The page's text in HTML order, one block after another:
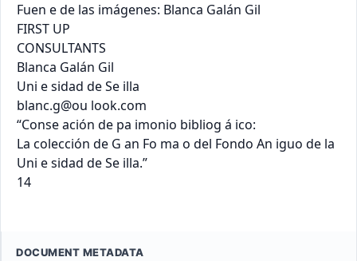
Fuen e de las imágenes: Blanca Galán Gil
FIRST UP
CONSULTANTS
Blanca Galán Gil
Uni e sidad de Se illa
blanc.g@ou look.com
“Conse ación de pa imonio bibliog á ico:
La colección de G an Fo ma o del Fondo An iguo de la
Uni e sidad de Se illa.”
14
DOCUMENT METADATA